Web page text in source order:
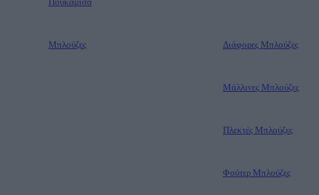
Μπλούζες Διάφορες Μπλούζες
Μάλλινες Μπλούζες
Πλεκτές Μπλούζες
Φούτερ Μπλούζες